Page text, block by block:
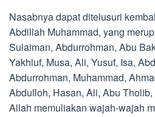
Nasabnya dapat ditelusuri
Abdillah Muhammad, yang
Sulaiman, Abdurrohman, Abu
Yakhluf, Musa, Ali, Yusuf, Isa,
Abdurrohman, Muhammad,
Abdulloh, Hasan, Ali, Abu
Allah memuliakan wajah-wajah